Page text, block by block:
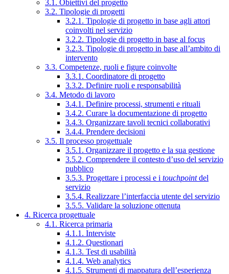
3.1. Obiettivi del progetto
3.2. Tipologie di progetti
3.2.1. Tipologie di progetto in base agli attori
coinvolti nel servizio
3.2.2. Tipologie di progetto in base al focus
3.2.3. Tipologie di progetto in base all’ambito di
intervento
3.3. Competenze, ruoli e figure coinvolte
3.3.1. Coordinatore di progetto
3.3.2. Definire ruoli e responsabilità
3.4. Metodo di lavoro
3.4.1. Definire processi, strumenti e rituali
3.4.2. Curare la documentazione di progetto
3.4.3. Organizzare tavoli tecnici collaborativi
3.4.4. Prendere decisioni
3.5. Il processo progettuale
3.5.1. Organizzare il progetto e la sua gestione
3.5.2. Comprendere il contesto d’uso del servizio
pubblico
3.5.3. Progettare i processi e i touchpointdel
servizio
3.5.4. Realizzare l’interfaccia utente del servizio
3.5.5. Validare la soluzione ottenuta
4. Ricerca progettuale
4.1. Ricerca primaria
4.1.1. Interviste
4.1.2. Questionari
4.1.3. Test di usabilità
4.1.4. Web analytics
4.1.5. Strumenti di mappatura dell’esperienza